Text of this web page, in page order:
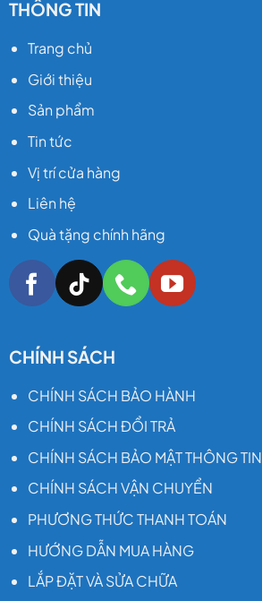
năng:
đèn
THÔNG TIN
Trang chủ
Giới thiệu
Sản phẩm
Tin tức
Vị trí cửa hàng
Liên hệ
Quà tặng chính hãng
CHÍNH SÁCH
CHÍNH SÁCH BẢO HÀNH
CHÍNH SÁCH ĐỔI TRẢ
CHÍNH SÁCH BẢO MẬT THÔNG TIN
CHÍNH SÁCH VẬN CHUYỂN
PHƯƠNG THỨC THANH TOÁN
HƯỚNG DẪN MUA HÀNG
LẮP ĐẶT VÀ SỬA CHỮA